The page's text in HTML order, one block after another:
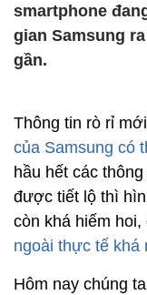
smartphone
gian Samsung
gần.
Thông tin rò rỉ
của Samsung có
hầu hết các
được tiết lộ thì
còn khá hiếm
ngoài thực tế khá
Hôm nay chúng